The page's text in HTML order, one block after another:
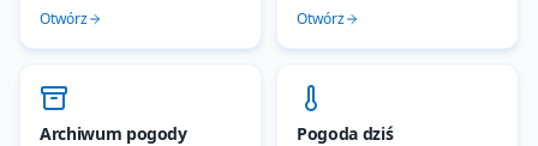
Otwórz Otwórz
Archiwum pogody Pogoda dziś